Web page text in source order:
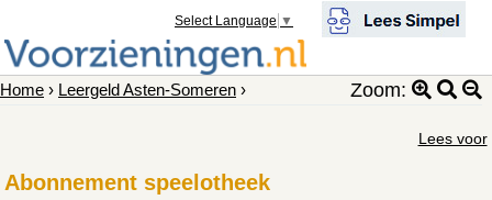
Select Language ▼
Home › Leergeld Asten-Someren › Zoom:
Lees voor
Abonnement speelotheek